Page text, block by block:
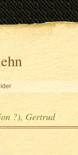
?), Gertrud